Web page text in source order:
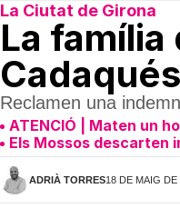
La Ciutat de Girona
La família
Reclamen una
ATENCIÓ | Maten un
Els Mossos descarten
ADRIÀ TORRES18 DE MAIG DE